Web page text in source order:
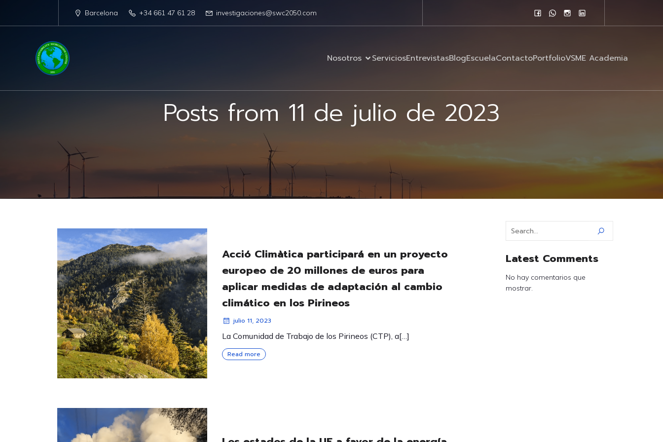
Barcelona +34 661 47 61 28 investigaciones@swc2050.com
Nosotros ServiciosEntrevistasBlogEscuelaContactoPortfolioVSME Academia
Posts from 11 de julio de 2023
Acció Climàtica participará en un proyecto
europeo de 20 millones de euros para
aplicar medidas de adaptación al cambio
climático en los Pirineos
julio 11, 2023
La Comunidad de Trabajo de los Pirineos (CTP), a[…]
Read more
Latest Comments
No hay comentarios que
mostrar.